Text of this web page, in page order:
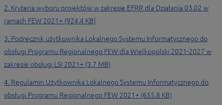
2. Kryteria wyboru projektów w zakresie EFRR dla Działania 03.02 w
ramach FEW 2021+ (924.4 KB)
3. Podręcznik użytkownika Lokalnego Systemu Informatycznego do
obsługi Programu Regionalnego FEW dla Wielkopolski 2021-2027 w
zakresie obsługi LSI 2021+ (3.7 MB)
4. Regulamin Użytkownika Lokalnego Systemu Informatycznego do
obsługi Programu Regionalnego FEW 2021+ (655.8 KB)